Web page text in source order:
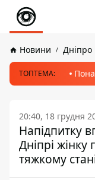
Новини Дніпро
ТОПТЕМА:
20:40, 18 грудня
Напідпитку
Дніпрі жінку
тяжкому